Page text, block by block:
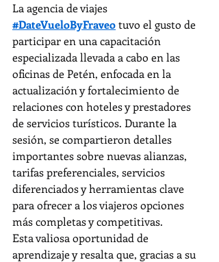
La agencia de viajes
#DateVueloByFraveo tuvo el gusto de
participar en una capacitación
especializada llevada a cabo en las
oficinas de Petén, enfocada en la
actualización y fortalecimiento de
relaciones con hoteles y prestadores
de servicios turísticos. Durante la
sesión, se compartieron detalles
importantes sobre nuevas alianzas,
tarifas preferenciales, servicios
diferenciados y herramientas clave
para ofrecer a los viajeros opciones
más completas y competitivas.
Esta valiosa oportunidad de
aprendizaje y resalta que, gracias a su